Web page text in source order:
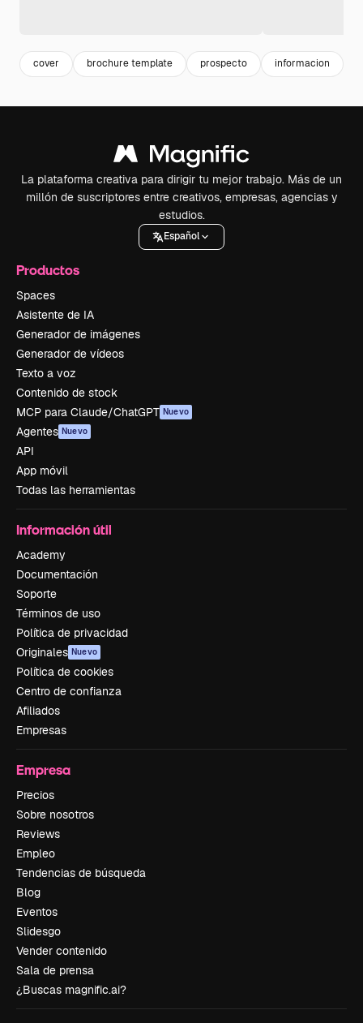
cover brochure template prospecto informacion
La plataforma creativa para dirigir tu mejor trabajo. Más de un
millón de suscriptores entre creativos, empresas, agencias y
estudios.
Español
Productos
Spaces
Asistente de IA
Generador de imágenes
Generador de vídeos
Texto a voz
Contenido de stock
MCP para Claude/ChatGPT Nuevo
Agentes Nuevo
API
App móvil
Todas las herramientas
Información útil
Academy
Documentación
Soporte
Términos de uso
Política de privacidad
Originales Nuevo
Política de cookies
Centro de confianza
Afiliados
Empresas
Empresa
Precios
Sobre nosotros
Reviews
Empleo
Tendencias de búsqueda
Blog
Eventos
Slidesgo
Vender contenido
Sala de prensa
¿Buscas magnific.ai?